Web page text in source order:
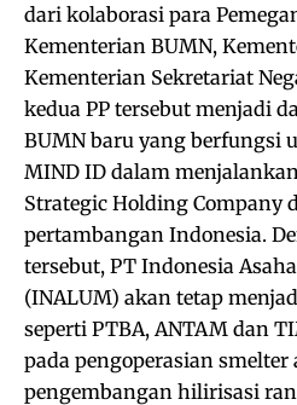
dari kolaborasi para
Kementerian BUMN,
Kementerian Sekretariat
kedua PP tersebut menjadi
BUMN baru yang berfungsi
MIND ID dalam
Strategic Holding Company
pertambangan Indonesia.
tersebut, PT Indonesia
(INALUM) akan tetap
seperti PTBA, ANTAM dan
pada pengoperasian
pengembangan hilirisasi